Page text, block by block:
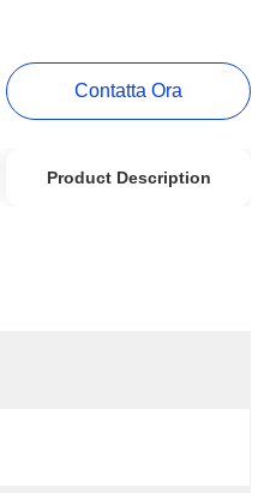
Contatta Ora
Product Description